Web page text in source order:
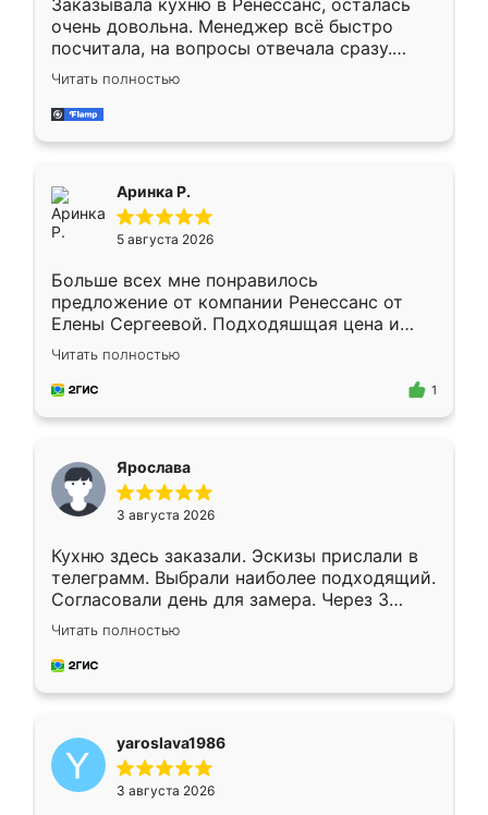
Заказывала кухню в Ренессанс, осталась
очень довольна. Менеджер всё быстро
посчитала, на вопросы отвечала сразу.
Замерщик приехал в субботу, подошёл к
делу со всей ответственностью. Собрали
за день, ребята работали аккуратно, даже
Читать полностью
Аринка Р.
5 августа 2026
Больше всех мне понравилось
предложение от компании Ренессанс от
Елены Сергеевой. Подходяшщая цена и
короткие сроки изготовления. Приехавший
для замера сотрудник Владислав
предложил по моему эскизу самый
Читать полностью
1
Ярослава
3 августа 2026
Кухню здесь заказали. Эскизы прислали в
телеграмм. Выбрали наиболее подходящий.
Согласовали день для замера. Через 3
недели кухня была уже готова. Остались
довольны работой. Спасибо Ренессанс
мебель за качественную работу!
Читать полностью
yaroslava1986
3 августа 2026